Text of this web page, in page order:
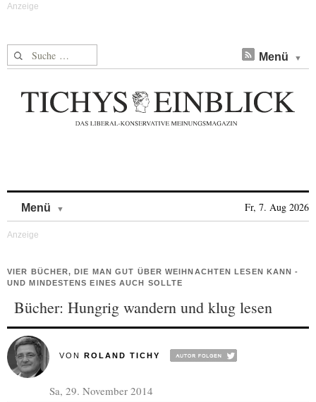
Suche nach: Menü
Menü Fr, 7. Aug 2026
VIER BÜCHER, DIE MAN GUT ÜBER WEIHNACHTEN LESEN KANN -
UND MINDESTENS EINES AUCH SOLLTE
Bücher: Hungrig wandern und klug lesen
VON ROLAND TICHY
Sa, 29. November 2014